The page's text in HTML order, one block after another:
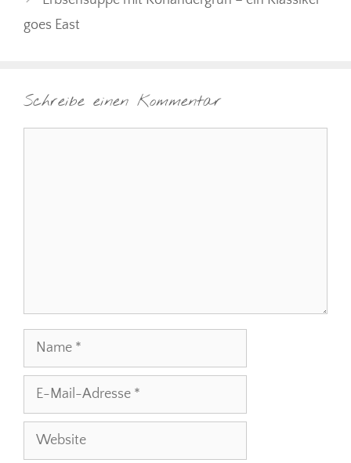
goes East
Schreibe einen Kommentar
Name
Adresse
Website